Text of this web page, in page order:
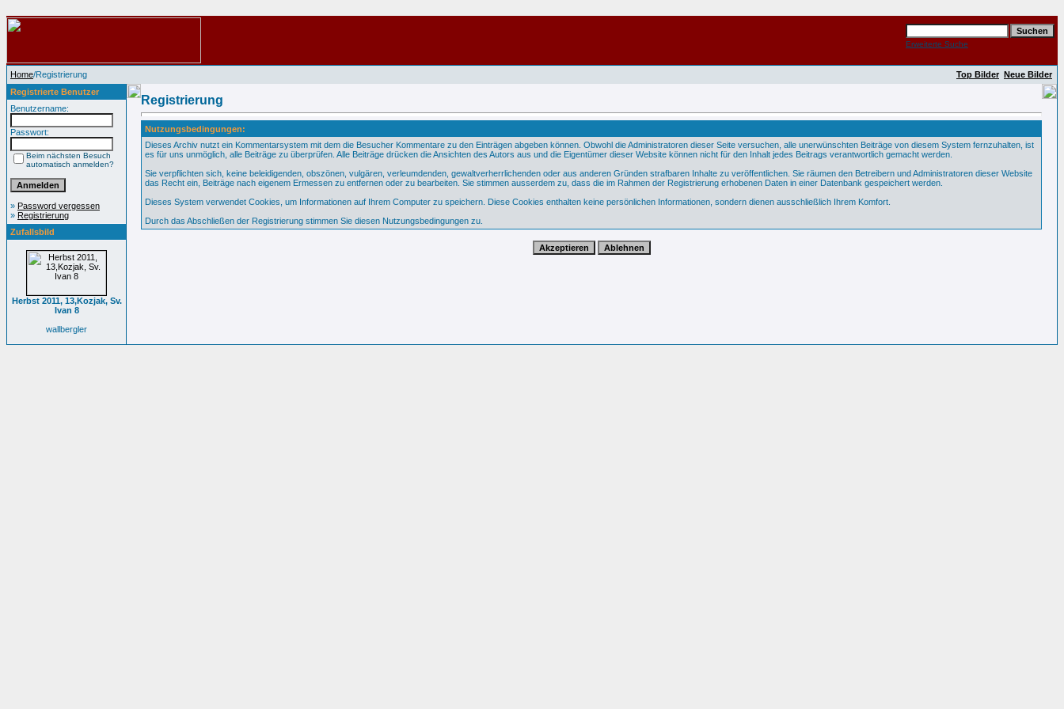
Erweiterte Suche
Home/Registrierung Top Bilder Neue Bilder
Registrierte Benutzer
Benutzername:
Passwort:
Beim nächsten Besuch
automatisch anmelden?
» Password vergessen
» Registrierung
Zufallsbild
Herbst 2011, 13,Kozjak, Sv.
Ivan 8
wallbergler
Registrierung
Nutzungsbedingungen:
Dieses Archiv nutzt ein Kommentarsystem mit dem die Besucher Kommentare zu den Einträgen abgeben können. Obwohl die Administratoren dieser Seite versuchen, alle unerwünschten Beiträge von diesem System fernzuhalten, ist
es für uns unmöglich, alle Beiträge zu überprüfen. Alle Beiträge drücken die Ansichten des Autors aus und die Eigentümer dieser Website können nicht für den Inhalt jedes Beitrags verantwortlich gemacht werden.
Sie verpflichten sich, keine beleidigenden, obszönen, vulgären, verleumdenden, gewaltverherrlichenden oder aus anderen Gründen strafbaren Inhalte zu veröffentlichen. Sie räumen den Betreibern und Administratoren dieser Website
das Recht ein, Beiträge nach eigenem Ermessen zu entfernen oder zu bearbeiten. Sie stimmen ausserdem zu, dass die im Rahmen der Registrierung erhobenen Daten in einer Datenbank gespeichert werden.
Dieses System verwendet Cookies, um Informationen auf Ihrem Computer zu speichern. Diese Cookies enthalten keine persönlichen Informationen, sondern dienen ausschließlich Ihrem Komfort.
Durch das Abschließen der Registrierung stimmen Sie diesen Nutzungsbedingungen zu.